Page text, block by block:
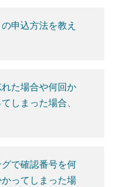
申込方法を教え
た場合や何回か
しまった場合、
で確認番号を何
ってしまった場